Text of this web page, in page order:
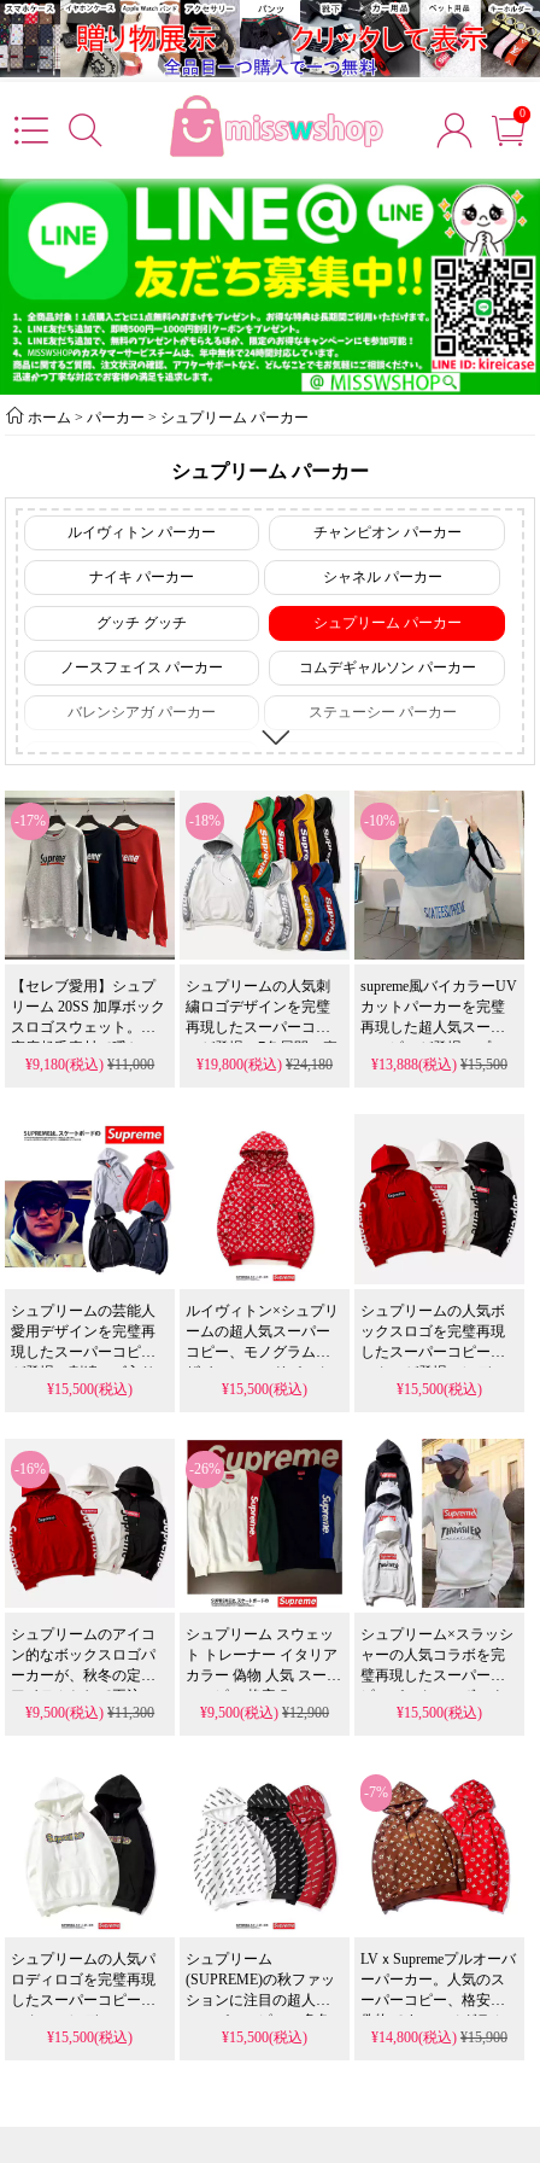
0
ホーム >パーカー > シュプリーム パーカー
シュプリーム パーカー
ルイヴィトン パーカー チャンピオン パーカー
ナイキ パーカー シャネル パーカー
グッチ グッチ シュプリーム パーカー
ノースフェイス パーカー コムデギャルソン パーカー
バレンシアガ パーカー ステューシー パーカー
ア・ベイシング・エイプ パー モスキーノ パーカー
-17%
【セレブ愛用】シュプ
リーム 20SS 加厚ボック
スロゴスウェット。高
密度起毛素材で暖か
く、型崩れ・毛玉防止
ナルの洗濯プリントは
人気のスーパーコピー
品では再現できないク
オリティ。ペアルック
にも最適なユニセック
スデザインです。
¥9,180(税込)¥11,000
-18%
シュプリームの人気刺
繍ロゴデザインを完璧
再現したスーパーコピ
ーが登場。7色展開の裏
起毛プルパーカーを、
物で提供します。
¥19,800(税込)¥24,180
-10%
supreme風バイカラーUV
カットパーカーを完璧
再現した超人気スーパ
ーコピーが登場。プル
ー＆パープルカラーの
して提供します。
¥13,888(税込) ¥15,500
シュプリームの芸能人
愛用デザインを完璧再
現したスーパーコピー
が登場。刺繍ロゴ入り
ジップアップパーカー
ンズ向けに提供。ペア
ルックに最適で送料無
料です。
¥15,500(税込)
ルイヴィトン×シュプリ
ームの超人気スーパー
コピー、モノグラムデ
ザインのフードパーカ
ーを格安でご紹介しま
タイプで、ペアルック
にも最適なファッショ
ントップス。秋冬着と
して活躍するこの偽物
アイテムは、送料無料
でお届けします。
¥15,500(税込)
シュプリームの人気ボ
ックスロゴを完璧再現
したスーパーコピーパ
ーカーが登場。レディ
ース・メンズ向けお揃
安の偽物として送料無
料で提供します。
¥15,500(税込)
-16%
シュプリームのアイコ
ン的なボックスロゴパ
ーカーが、秋冬の定番
アイテムとして再注
目。3色展開でカップル
物ならではの存在感が
際立ちます。
¥9,500(税込)¥11,300
-26%
シュプリーム スウェッ
ト トレーナー イタリア
カラー 偽物 人気 スーパ
ーコピー 格安 Supreme
メンズ レディース 2024
¥9,500(税込)¥12,900
シュプリーム×スラッシ
ャーの人気コラボを完
璧再現したスーパーコ
ピーパーカー。ボック
スロゴ入りのスウェッ
てメンズ・レディース
向けに送料無料でお届
けします。
¥15,500(税込)
シュプリームの人気パ
ロディロゴを完璧再現
したスーパーコピーパ
ーカー。レディース・
メンズ対応の秋冬用ス
¥15,500(税込)
シュプリーム
(SUPREME)の秋ファッ
ションに注目の超人気
スーパーコピー、多色
可選のプルオーバーパ
¥15,500(税込)
-7%
LVｘSupremeプルオーバ
ーパーカー。人気のス
ーパーコピー、格安の
偽物です。モノグラム
柄にブラウンと赤のカ
¥14,800(税込) ¥15,900